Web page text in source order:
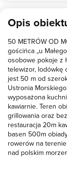
Opis
50 METRÓW OD
gościńca „u
osobowe pokoje z
telewizor, lodówkę
jest 50 m od
Ustronia
wyposażona
kawiarnie. Teren
grillowania oraz
restauracja 20m
basen 500m
rowerów na
nad polskim